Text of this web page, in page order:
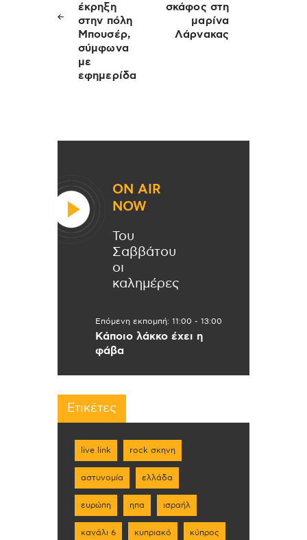
έκρηξη
στην πόλη
Μπουσέρ,
σύμφωνα
με
εφημερίδα
σκάφος στη
μαρίνα
Λάρνακας
ON AIR
NOW
Του
Σαββάτου
οι
καλημέρες
Επόμενη εκπομπή: 11:00 - 13:00
Κάποιο λάκκο έχει η
φάβα
Ετικέτες
live link rock σκηνη
αστυνομία ελλάδα
ευρώπη ηπα ισραήλ
κανάλι 6 κυπριακό κύπρος